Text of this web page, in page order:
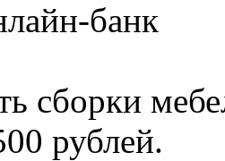
банк
сборки
рублей.